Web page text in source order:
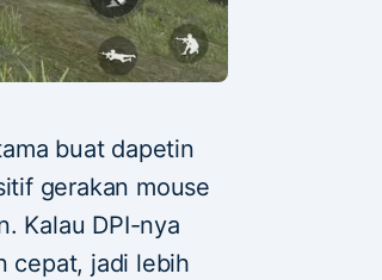
buat dapetin
gerakan mouse
Kalau DPI-nya
cepat, jadi lebih